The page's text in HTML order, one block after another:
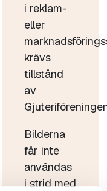
i reklam-
eller
krävs
tillstånd
av
Bilderna
får inte
användas
i strid med